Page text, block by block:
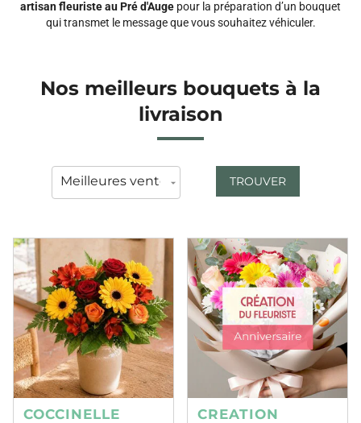
artisan fleuriste au Pré d'Auge pour la préparation d’un bouquet
qui transmet le message que vous souhaitez véhiculer.
Nos meilleurs bouquets à la
livraison
TROUVER
COCCINELLE
CREATION